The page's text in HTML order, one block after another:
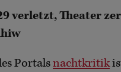
verletzt, Theater
Portalsnachtkritik